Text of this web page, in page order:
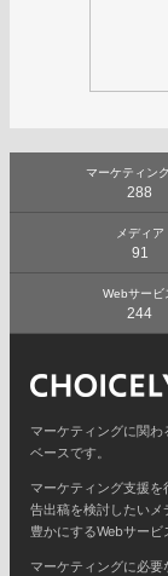
マーケティン
288
メディア
91
Webサービ
244
マーケティングに関
ベースです。
マーケティング支援
告出稿を検討したい
豊かにするWebサービ
マーケティングに必